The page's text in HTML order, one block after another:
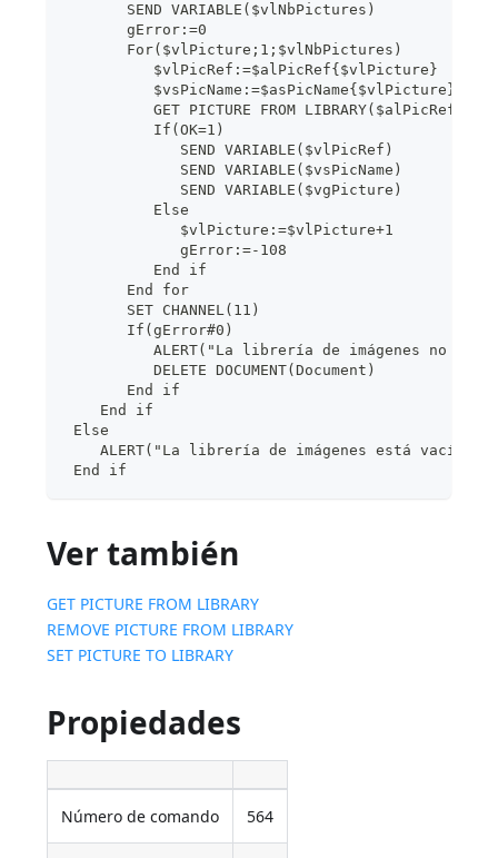
SEND VARIABLE($vlNbPictures)
gError:=0
For($vlPicture;1;$vlNbPictures)
$vlPicRef:=$alPicRef{$vlPicture}
$vsPicName:=$asPicName{$vlPicture}
GET PICTURE FROM
If(OK=1)
SEND VARIABLE($vlPicRef)
SEND VARIABLE($vsPicName)
SEND VARIABLE($vgPicture)
Else
$vlPicture:=$vlPicture+1
gError:=-108
End if
End for
SET CHANNEL(11)
If(gError#0)
ALERT("La librería de imágenes no pudo
DELETE DOCUMENT(Document)
End if
End if
Else
ALERT("La librería de imágenes está vacía.")
End if
Ver también
GET PICTURE FROM LIBRARY
REMOVE PICTURE FROM LIBRARY
SET PICTURE TO LIBRARY
Propiedades
Número de comando 564